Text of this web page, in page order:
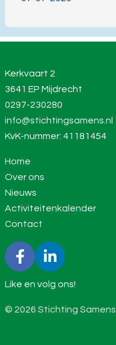
Kerkvaart 2
3641 EP Mijdrecht
0297-230280
info@stichtingsamens.nl
KvK-nummer: 41181454
Home
Over ons
Nieuws
Activiteitenkalender
Contact
Like en volg ons!
© 2026 Stichting Samens